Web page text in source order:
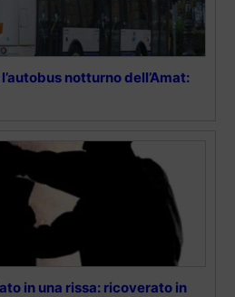
notturno dell’Amat:
in una rissa: ricoverato in